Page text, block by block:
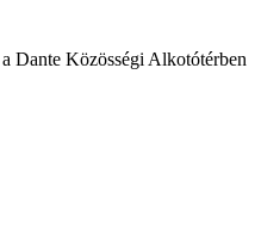
Dante Közösségi Alkotótérben